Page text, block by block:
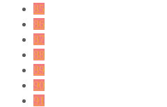
85
86
87
88
89
90
91